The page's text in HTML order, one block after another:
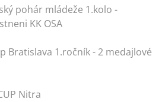
pohár mládeže 1.kolo -
KK OSA
Bratislava 1.ročník - 2 medajlové
Nitra